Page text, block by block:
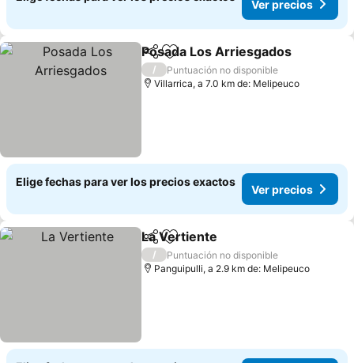
Ver precios
CompartirAgregar a favoritos
Posada Los Arriesgados
/
Puntuación no disponible
Villarrica, a 7.0 km de: Melipeuco
Elige fechas para ver los precios exactos
Ver precios
CompartirAgregar a favoritos
La Vertiente
/
Puntuación no disponible
Panguipulli, a 2.9 km de: Melipeuco